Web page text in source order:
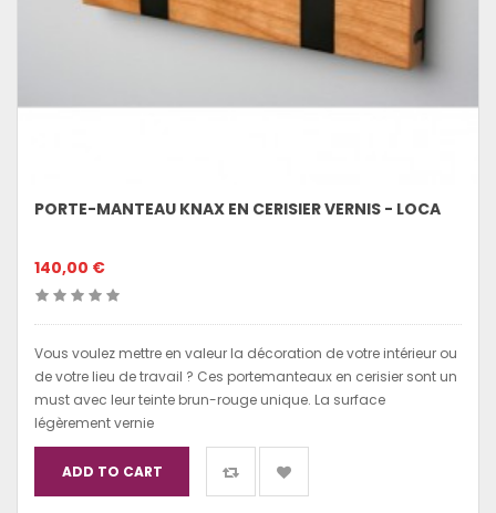
PORTE-MANTEAU KNAX EN CERISIER VERNIS - LOCA
140,00 €
Vous voulez mettre en valeur la décoration de votre intérieur ou
de votre lieu de travail ? Ces portemanteaux en cerisier sont un
must avec leur teinte brun-rouge unique. La surface
légèrement vernie
ADD TO CART